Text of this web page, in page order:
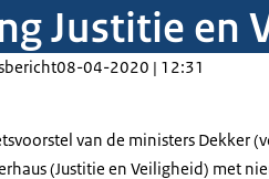
Justitie en
08-04-2020 | 12:31
van de ministers Dekker
(Justitie en Veiligheid) met